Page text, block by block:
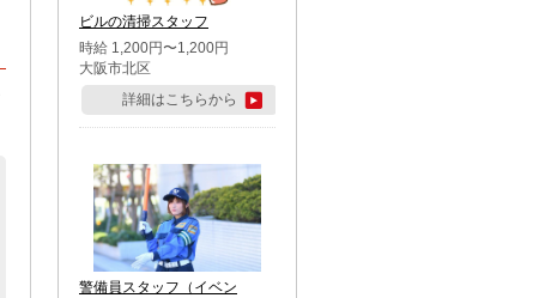
ビルの清掃スタッフ
時給 1,200円〜1,200円
大阪市北区
詳細はこちらから
警備員スタッフ（イベン